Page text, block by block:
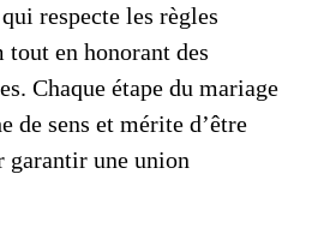
respecte les règles
tout en honorant des
Chaque étape du mariage
de sens et mérite d’être
garantir une union